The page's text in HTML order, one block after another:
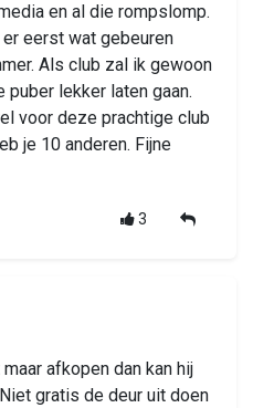
en al die rompslomp.
eerst wat gebeuren
Als club zal ik gewoon
lekker laten gaan.
voor deze prachtige club
je 10 anderen. Fijne
3
afkopen dan kan hij
gratis de deur uit doen